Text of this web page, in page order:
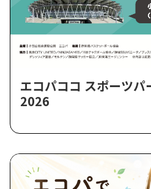
エコパココ スポーツパ
2026